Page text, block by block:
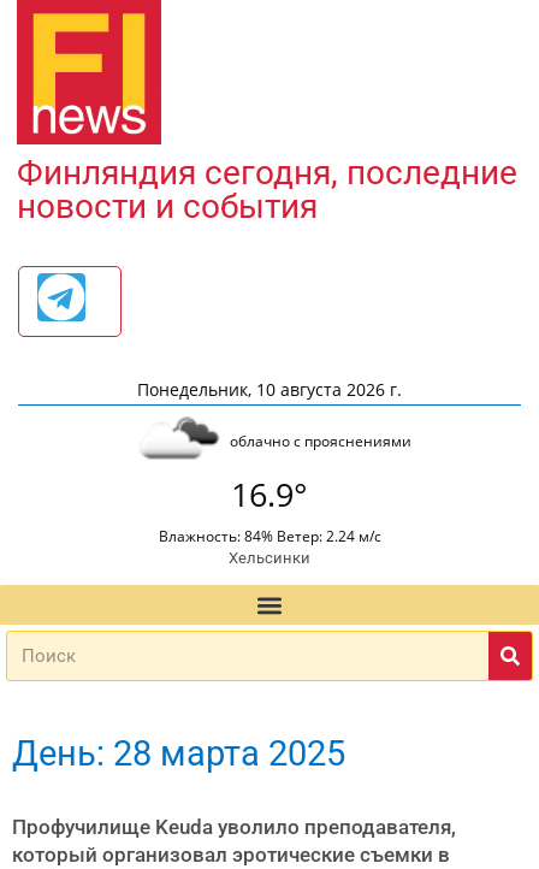
Финляндия сегодня, последние
новости и события
Понедельник, 10 августа 2026 г.
облачно с прояснениями
16.9°
Влажность: 84% Ветер: 2.24 м/с
Хельсинки
День: 28 марта 2025
Профучилище Keuda уволило преподавателя,
который организовал эротические съемки в